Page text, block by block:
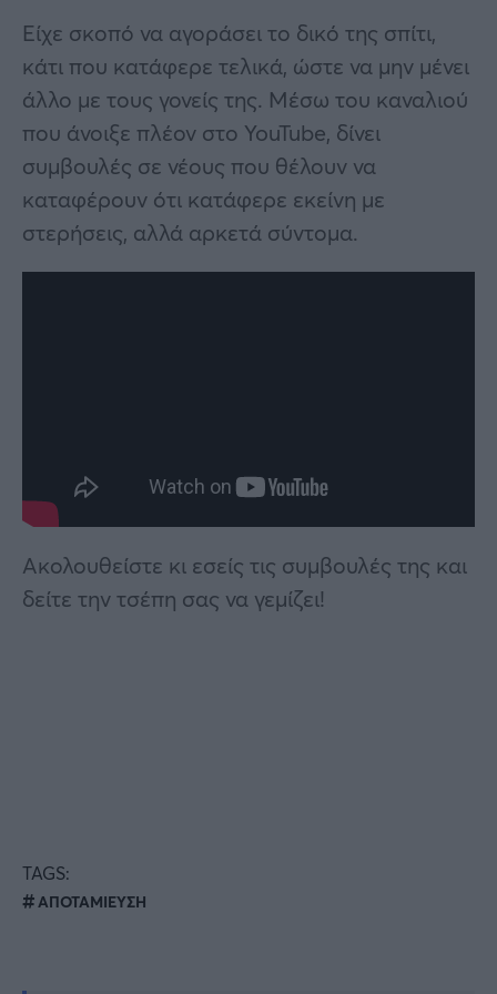
Είχε σκοπό να αγοράσει το δικό της σπίτι,
κάτι που κατάφερε τελικά, ώστε να μην μένει
άλλο με τους γονείς της. Μέσω του καναλιού
που άνοιξε πλέον στο YouTube, δίνει
συμβουλές σε νέους που θέλουν να
καταφέρουν ότι κατάφερε εκείνη με
στερήσεις, αλλά αρκετά σύντομα.
Ακολουθείστε κι εσείς τις συμβουλές της και
δείτε την τσέπη σας να γεμίζει!
TAGS:
ΑΠΟΤΑΜΙΕΥΣΗ